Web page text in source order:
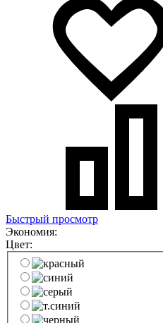
Быстрый просмотр
Экономия:
Цвет: